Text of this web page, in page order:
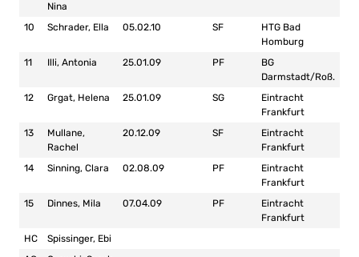
Nina
10 Schrader, Ella 05.02.10 SF
HTG Bad
Homburg
11
Illi, Antonia 25.01.09 PF
BG
Darmstadt/Roß.
12
Grgat, Helena 25.01.09 SG
Eintracht
Frankfurt
13
Mullane,
Rachel
20.12.09 SF
Eintracht
Frankfurt
14
Sinning, Clara 02.08.09 PF
Eintracht
Frankfurt
15
Dinnes, Mila 07.04.09 PF
Eintracht
Frankfurt
HC
Spissinger, Ebi